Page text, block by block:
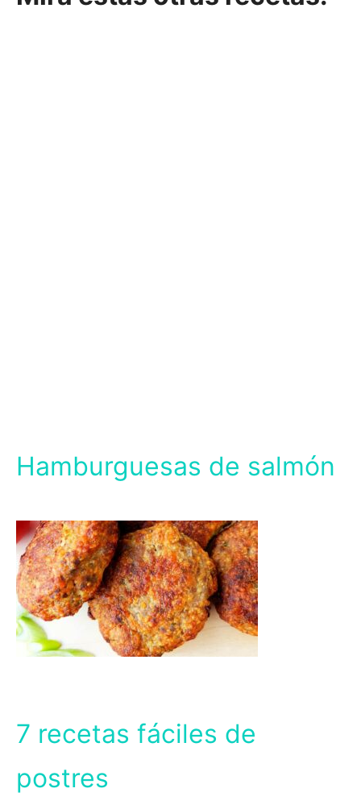
Hamburguesas de salmón
7 recetas fáciles de
postres